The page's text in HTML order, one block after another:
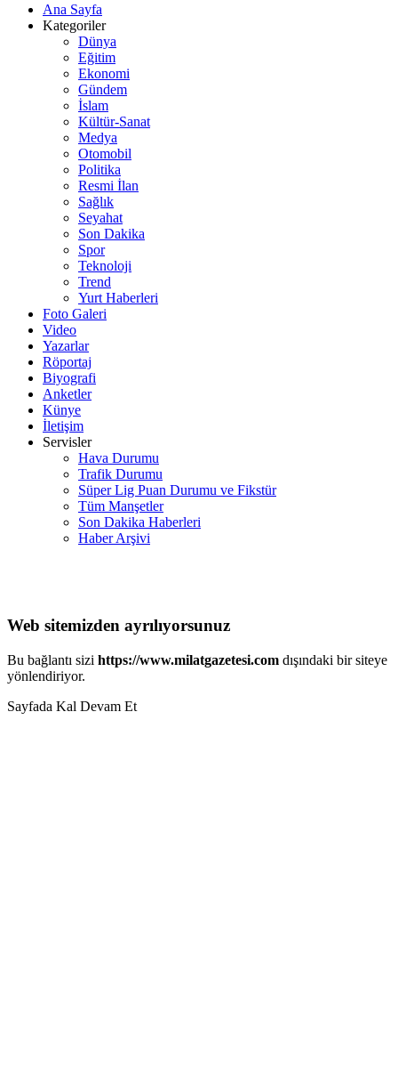
Ana Sayfa
Kategoriler
Dünya
Eğitim
Ekonomi
Gündem
İslam
Kültür-Sanat
Medya
Otomobil
Politika
Resmi İlan
Sağlık
Seyahat
Son Dakika
Spor
Teknoloji
Trend
Yurt Haberleri
Foto Galeri
Video
Yazarlar
Röportaj
Biyografi
Anketler
Künye
İletişim
Servisler
Hava Durumu
Trafik Durumu
Süper Lig Puan Durumu ve Fikstür
Tüm Manşetler
Son Dakika Haberleri
Haber Arşivi
Web sitemizden ayrılıyorsunuz
Bu bağlantı sizi https://www.milatgazetesi.com dışındaki bir siteye
yönlendiriyor.
Sayfada Kal Devam Et